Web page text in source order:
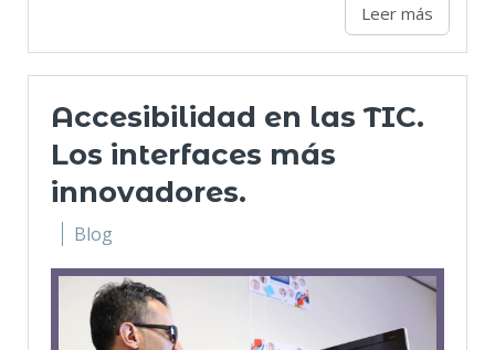
Leer más
Accesibilidad en las TIC.
Los interfaces más
innovadores.
Blog